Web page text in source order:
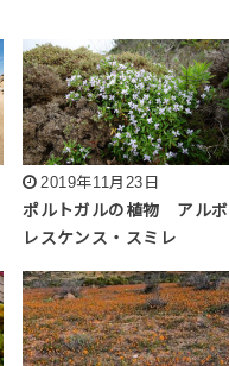
2019年11月23日
ポルトガルの植物 アルボ
レスケンス・スミレ